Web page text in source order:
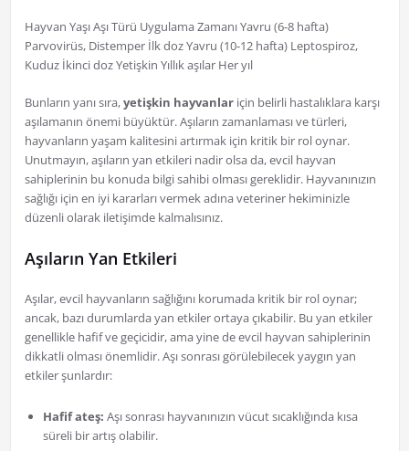
Hayvan Yaşı Aşı Türü Uygulama Zamanı Yavru (6-8 hafta)
Parvovirüs, Distemper İlk doz Yavru (10-12 hafta) Leptospiroz,
Kuduz İkinci doz Yetişkin Yıllık aşılar Her yıl
Bunların yanı sıra,yetişkin hayvanlariçin belirli hastalıklara karşı
aşılamanın önemi büyüktür. Aşıların zamanlaması ve türleri,
hayvanların yaşam kalitesini artırmak için kritik bir rol oynar.
Unutmayın, aşıların yan etkileri nadir olsa da, evcil hayvan
sahiplerinin bu konuda bilgi sahibi olması gereklidir. Hayvanınızın
sağlığı için en iyi kararları vermek adına veteriner hekiminizle
düzenli olarak iletişimde kalmalısınız.
Aşıların Yan Etkileri
Aşılar, evcil hayvanların sağlığını korumada kritik bir rol oynar;
ancak, bazı durumlarda yan etkiler ortaya çıkabilir. Bu yan etkiler
genellikle hafif ve geçicidir, ama yine de evcil hayvan sahiplerinin
dikkatli olması önemlidir. Aşı sonrası görülebilecek yaygın yan
etkiler şunlardır:
Hafif ateş: Aşı sonrası hayvanınızın vücut sıcaklığında kısa
süreli bir artış olabilir.